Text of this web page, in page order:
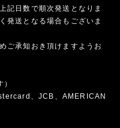
記日数で順次発送となりま
発送となる場合もございま
ご承知おき頂けますようお
、JCB、AMERICAN